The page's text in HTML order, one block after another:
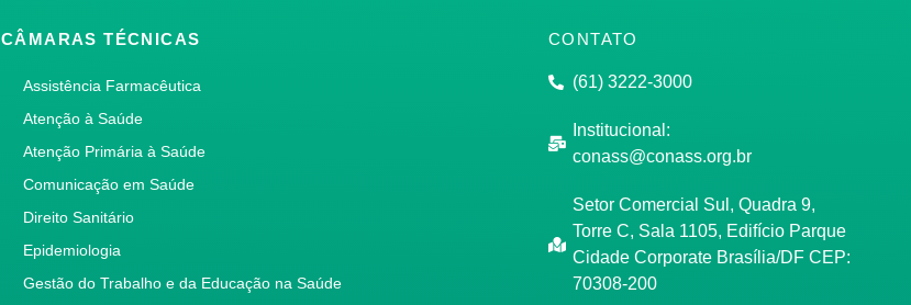
CÂMARAS TÉCNICAS
Assistência Farmacêutica
Atenção à Saúde
Atenção Primária à Saúde
Comunicação em Saúde
Direito Sanitário
Epidemiologia
Gestão do Trabalho e da Educação na Saúde
CONTATO
(61) 3222-3000
Institucional:
conass@conass.org.br
Setor Comercial Sul, Quadra 9,
Torre C, Sala 1105, Edifício Parque
Cidade Corporate Brasília/DF CEP:
70308-200